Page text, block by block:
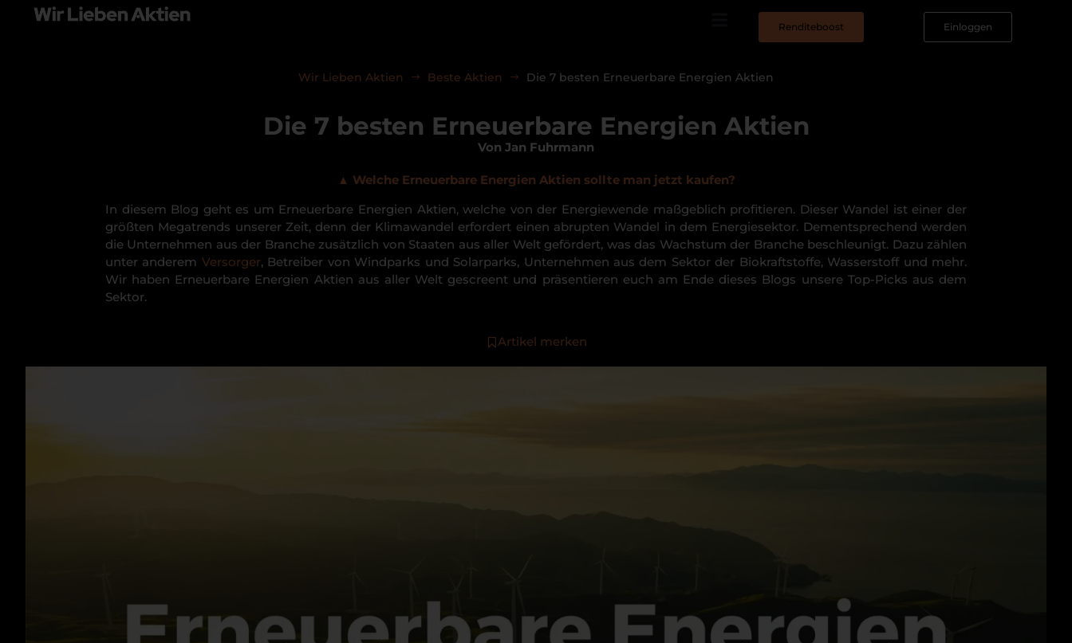
Renditeboost Einloggen
Wir Lieben Aktien Beste Aktien Die 7 besten Erneuerbare Energien Aktien
Die 7 besten Erneuerbare Energien Aktien
Von Jan Fuhrmann
▲ Welche Erneuerbare Energien Aktien sollte man jetzt kaufen?
In diesem Blog geht es um Erneuerbare Energien Aktien, welche von der Energiewende maßgeblich profitieren. Dieser Wandel ist einer der
größten Megatrends unserer Zeit, denn der Klimawandel erfordert einen abrupten Wandel in dem Energiesektor. Dementsprechend werden
die Unternehmen aus der Branche zusätzlich von Staaten aus aller Welt gefördert, was das Wachstum der Branche beschleunigt. Dazu zählen
unter anderem Versorger, Betreiber von Windparks und Solarparks, Unternehmen aus dem Sektor der Biokraftstoffe, Wasserstoff und mehr.
Wir haben Erneuerbare Energien Aktien aus aller Welt gescreent und präsentieren euch am Ende dieses Blogs unsere Top-Picks aus dem
Sektor.
Artikel merken